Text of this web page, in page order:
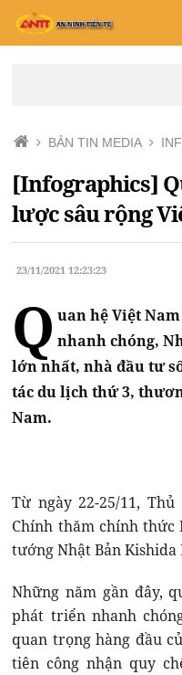
BẢN TIN MEDIA
[Infographics]
lược sâu rộng
23/11/2021 12:23:23
Q uan hệ Việt
nhanh chóng,
lớn nhất, nhà đầu tư
tác du lịch thứ 3,
Nam.
Từ ngày 22-25/11,
Chính thăm chính thức
tướng Nhật Bản Kishida
Những năm gần đây,
phát triển nhanh
quan trọng hàng đầu
tiên công nhận quy